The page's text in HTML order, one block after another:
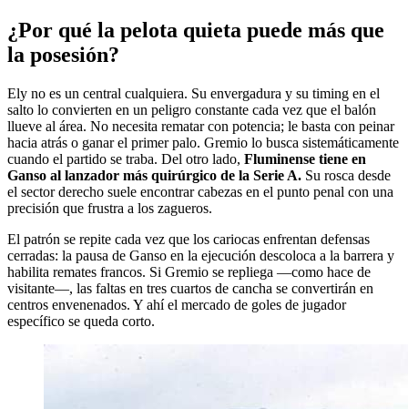
¿Por qué la pelota quieta puede más que
la posesión?
Ely no es un central cualquiera. Su envergadura y su timing en el
salto lo convierten en un peligro constante cada vez que el balón
llueve al área. No necesita rematar con potencia; le basta con peinar
hacia atrás o ganar el primer palo. Gremio lo busca sistemáticamente
cuando el partido se traba. Del otro lado, Fluminense tiene en
Ganso al lanzador más quirúrgico de la Serie A. Su rosca desde
el sector derecho suele encontrar cabezas en el punto penal con una
precisión que frustra a los zagueros.
El patrón se repite cada vez que los cariocas enfrentan defensas
cerradas: la pausa de Ganso en la ejecución descoloca a la barrera y
habilita remates francos. Si Gremio se repliega —como hace de
visitante—, las faltas en tres cuartos de cancha se convertirán en
centros envenenados. Y ahí el mercado de goles de jugador
específico se queda corto.